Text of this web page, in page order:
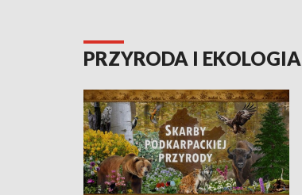
PRZYRODA I EKOLOGIA